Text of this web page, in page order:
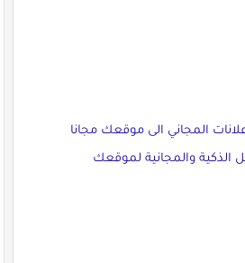
المجاني الى موقعك مجانا
الذكية والمجانية لموقعك